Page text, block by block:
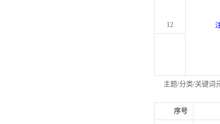
12
主题/分类/关键词
序号